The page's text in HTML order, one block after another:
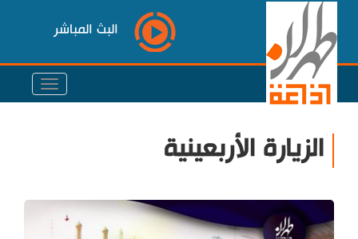
البث المباشر
الزيارة الأربعينية